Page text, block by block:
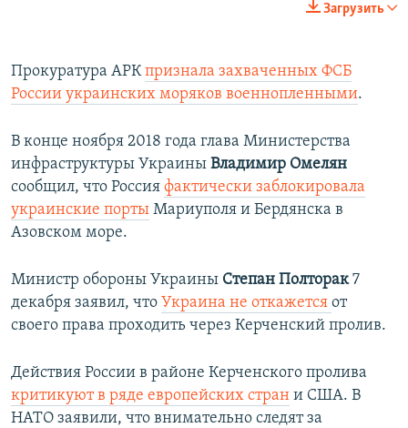
Загрузить
Прокуратура АРКпризнала захваченных ФСБ
России украинских моряков военнопленными.
В конце ноября 2018 года глава Министерства
инфраструктуры Украины Владимир Омелян
сообщил, что Россия фактически заблокировала
украинские порты Мариуполя и Бердянска в
Азовском море.
Министр обороны Украины Степан Полторак7
декабря заявил, что Украина не откажется от
своего права проходить через Керченский пролив.
Действия России в районе Керченского пролива
критикуют в ряде европейских стран и США. В
НАТО заявили, что внимательно следят за